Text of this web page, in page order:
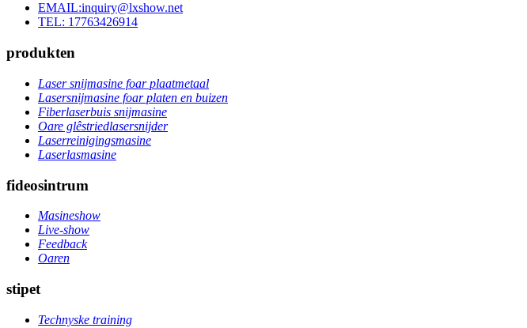
EMAIL:inquiry@lxshow.net
TEL: 17763426914
produkten
Laser snijmasine foar plaatmetaal
Lasersnijmasine foar platen en buizen
Fiberlaserbuis snijmasine
Oare glêstriedlasersnijder
Laserreinigingsmasine
Laserlasmasine
fideosintrum
Masineshow
Live-show
Feedback
Oaren
stipet
Technyske training